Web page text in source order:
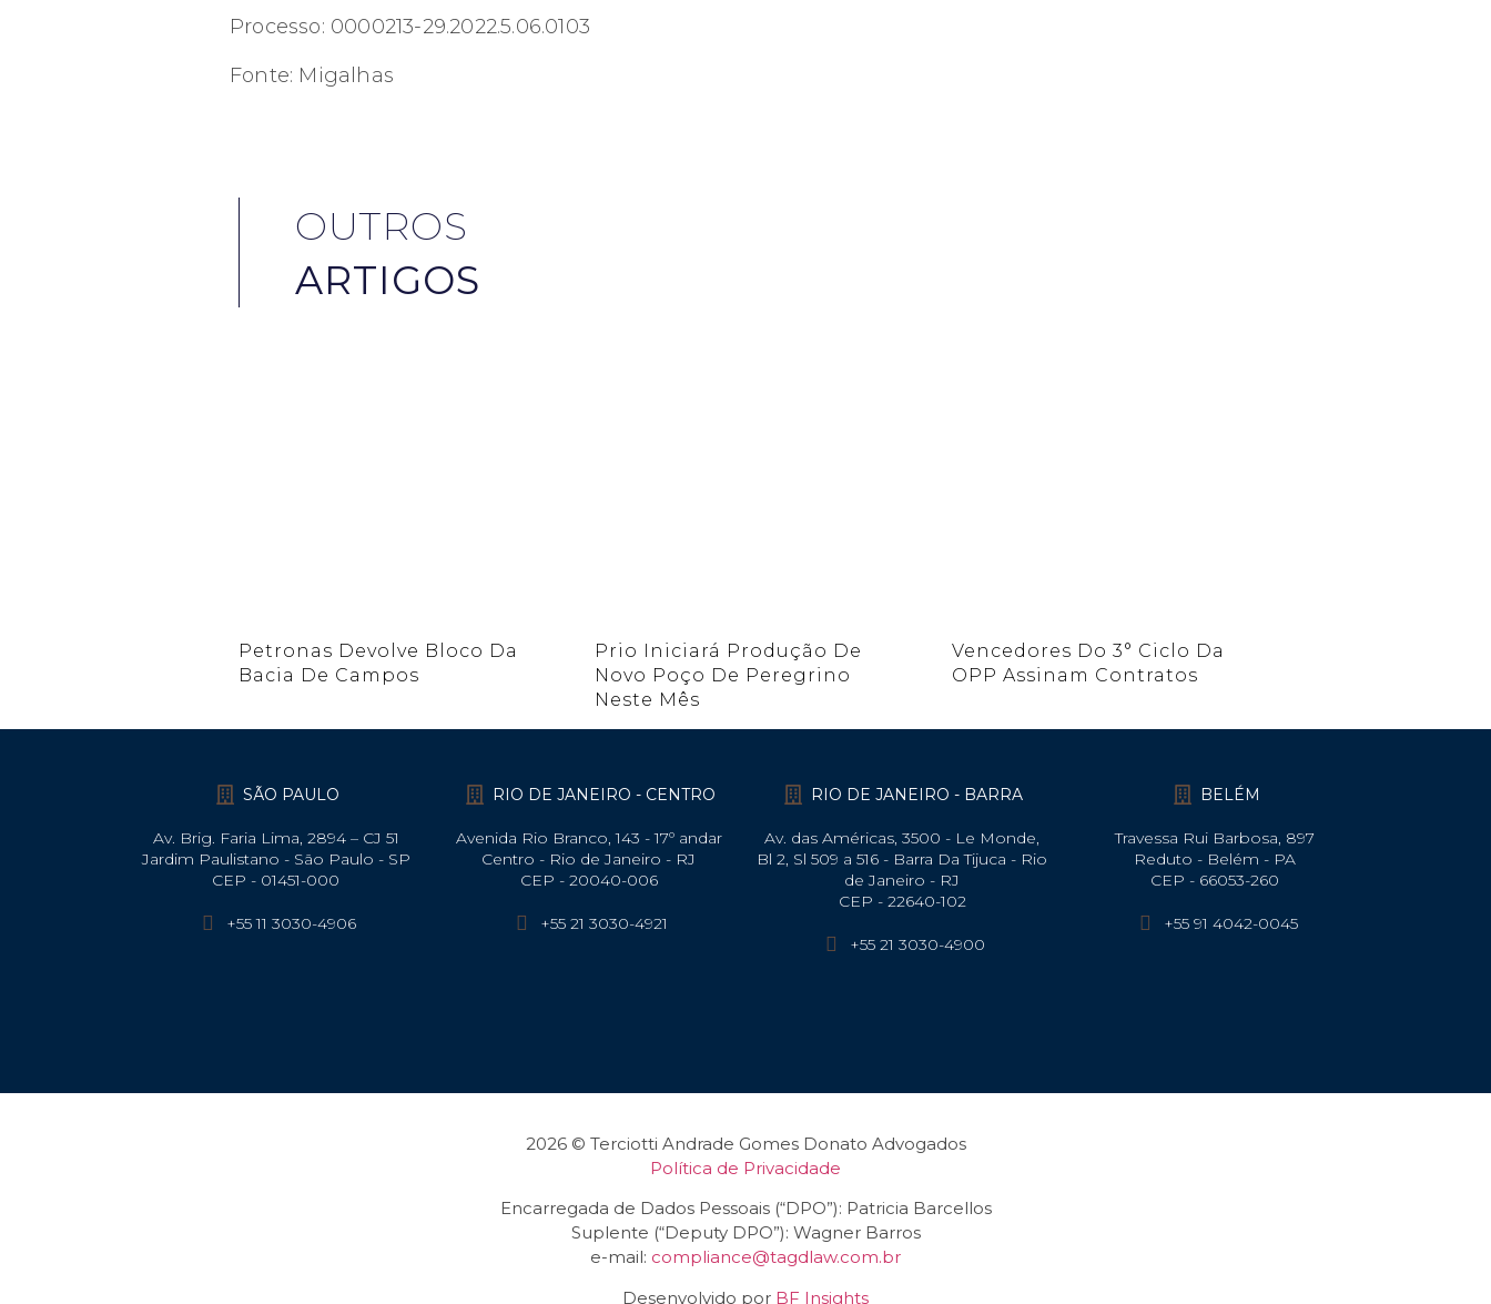
Processo: 0000213-29.2022.5.06.0103
Fonte: Migalhas
OUTROS
ARTIGOS
Petronas Devolve Bloco Da
Bacia De Campos
Prio Iniciará Produção De
Novo Poço De Peregrino
Neste Mês
Vencedores Do 3° Ciclo Da
OPP Assinam Contratos
SÃO PAULO
Av. Brig. Faria Lima, 2894 – CJ 51
Jardim Paulistano - São Paulo - SP
CEP - 01451-000
+55 11 3030-4906
RIO DE JANEIRO - CENTRO
Avenida Rio Branco, 143 - 17º andar
Centro - Rio de Janeiro - RJ
CEP - 20040-006
+55 21 3030-4921
RIO DE JANEIRO - BARRA
Av. das Américas, 3500 - Le Monde,
Bl 2, Sl 509 a 516 - Barra Da Tijuca - Rio
de Janeiro - RJ
CEP - 22640-102​
+55 21 3030-4900
BELÉM
Travessa Rui Barbosa, 897
Reduto - Belém - PA
CEP - 66053-260
+55 91 4042-0045
2026 © Terciotti Andrade Gomes Donato Advogados
Política de Privacidade
Encarregada de Dados Pessoais (“DPO”): Patricia Barcellos
Suplente (“Deputy DPO”): Wagner Barros
e-mail: compliance@tagdlaw.com.br
Desenvolvido por BF Insights